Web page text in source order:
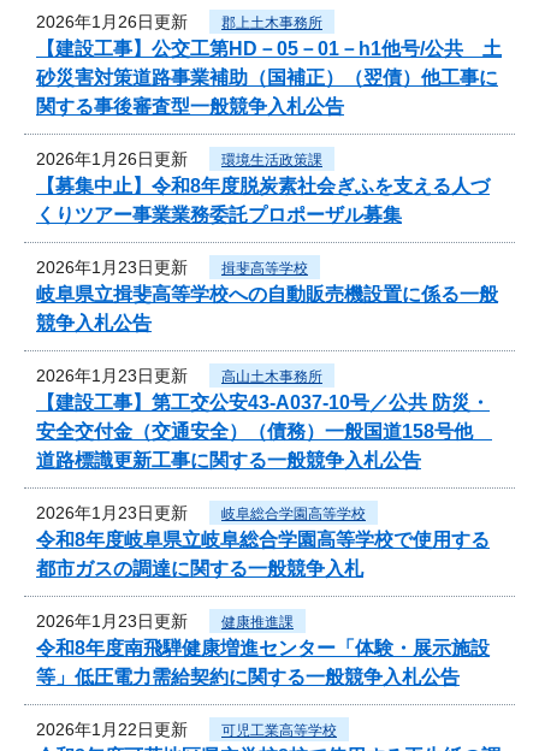
2026年1月26日更新 郡上土木事務所
【建設工事】公交工第HD－05－01－h1他号/公共 土
砂災害対策道路事業補助（国補正）（翌債）他工事に
関する事後審査型一般競争入札公告
2026年1月26日更新 環境生活政策課
【募集中止】令和8年度脱炭素社会ぎふを支える人づ
くりツアー事業業務委託プロポーザル募集
2026年1月23日更新 揖斐高等学校
岐阜県立揖斐高等学校への自動販売機設置に係る一般
競争入札公告
2026年1月23日更新 高山土木事務所
【建設工事】第工交公安43-A037-10号／公共 防災・
安全交付金（交通安全）（債務）一般国道158号他
道路標識更新工事に関する一般競争入札公告
2026年1月23日更新 岐阜総合学園高等学校
令和8年度岐阜県立岐阜総合学園高等学校で使用する
都市ガスの調達に関する一般競争入札
2026年1月23日更新 健康推進課
令和8年度南飛騨健康増進センター「体験・展示施設
等」低圧電力需給契約に関する一般競争入札公告
2026年1月22日更新 可児工業高等学校